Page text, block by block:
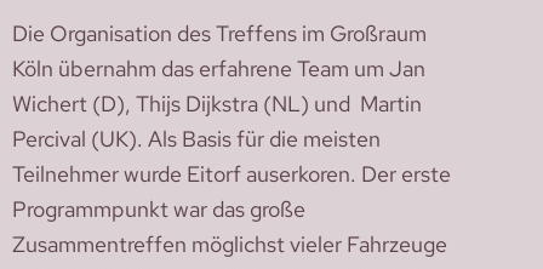
Die Organisation des Treffens im Großraum
Köln übernahm das erfahrene Team um Jan
Wichert (D), Thijs Dijkstra (NL) und Martin
Percival (UK). Als Basis für die meisten
Teilnehmer wurde Eitorf auserkoren. Der erste
Programmpunkt war das große
Zusammentreffen möglichst vieler Fahrzeuge